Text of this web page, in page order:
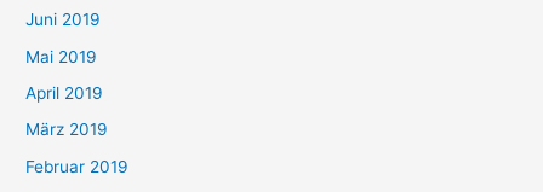
Juni 2019
Mai 2019
April 2019
März 2019
Februar 2019